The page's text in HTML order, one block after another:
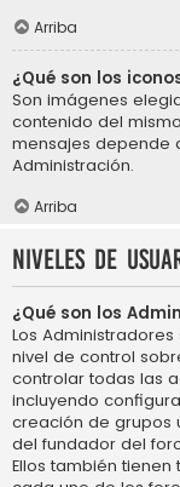
Arriba
¿Qué son los
Son imágenes
contenido del
mensajes depende
Administración.
Arriba
Niveles de
¿Qué son los
Los
nivel de control
controlar todas las
incluyendo
creación de grupos
del fundador del
Ellos también